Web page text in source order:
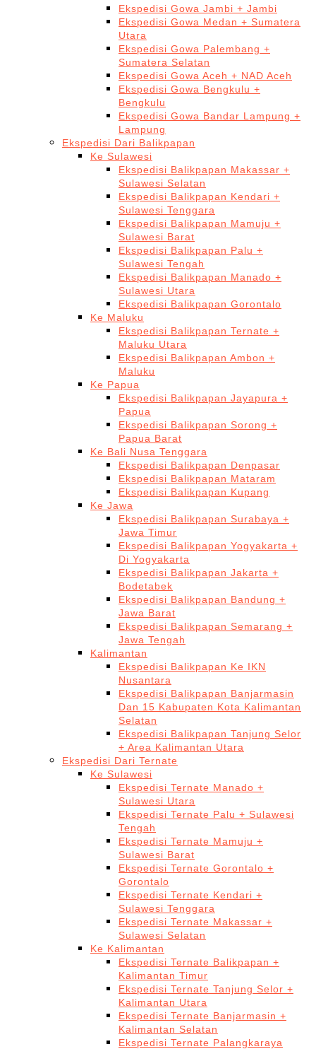
Ekspedisi Gowa Jambi + Jambi
Ekspedisi Gowa Medan + Sumatera
Utara
Ekspedisi Gowa Palembang +
Sumatera Selatan
Ekspedisi Gowa Aceh + NAD Aceh
Ekspedisi Gowa Bengkulu +
Bengkulu
Ekspedisi Gowa Bandar Lampung +
Lampung
Ekspedisi Dari Balikpapan
Ke Sulawesi
Ekspedisi Balikpapan Makassar +
Sulawesi Selatan
Ekspedisi Balikpapan Kendari +
Sulawesi Tenggara
Ekspedisi Balikpapan Mamuju +
Sulawesi Barat
Ekspedisi Balikpapan Palu +
Sulawesi Tengah
Ekspedisi Balikpapan Manado +
Sulawesi Utara
Ekspedisi Balikpapan Gorontalo
Ke Maluku
Ekspedisi Balikpapan Ternate +
Maluku Utara
Ekspedisi Balikpapan Ambon +
Maluku
Ke Papua
Ekspedisi Balikpapan Jayapura +
Papua
Ekspedisi Balikpapan Sorong +
Papua Barat
Ke Bali Nusa Tenggara
Ekspedisi Balikpapan Denpasar
Ekspedisi Balikpapan Mataram
Ekspedisi Balikpapan Kupang
Ke Jawa
Ekspedisi Balikpapan Surabaya +
Jawa Timur
Ekspedisi Balikpapan Yogyakarta +
Di Yogyakarta
Ekspedisi Balikpapan Jakarta +
Bodetabek
Ekspedisi Balikpapan Bandung +
Jawa Barat
Ekspedisi Balikpapan Semarang +
Jawa Tengah
Kalimantan
Ekspedisi Balikpapan Ke IKN
Nusantara
Ekspedisi Balikpapan Banjarmasin
Dan 15 Kabupaten Kota Kalimantan
Selatan
Ekspedisi Balikpapan Tanjung Selor
+ Area Kalimantan Utara
Ekspedisi Dari Ternate
Ke Sulawesi
Ekspedisi Ternate Manado +
Sulawesi Utara
Ekspedisi Ternate Palu + Sulawesi
Tengah
Ekspedisi Ternate Mamuju +
Sulawesi Barat
Ekspedisi Ternate Gorontalo +
Gorontalo
Ekspedisi Ternate Kendari +
Sulawesi Tenggara
Ekspedisi Ternate Makassar +
Sulawesi Selatan
Ke Kalimantan
Ekspedisi Ternate Balikpapan +
Kalimantan Timur
Ekspedisi Ternate Tanjung Selor +
Kalimantan Utara
Ekspedisi Ternate Banjarmasin +
Kalimantan Selatan
Ekspedisi Ternate Palangkaraya